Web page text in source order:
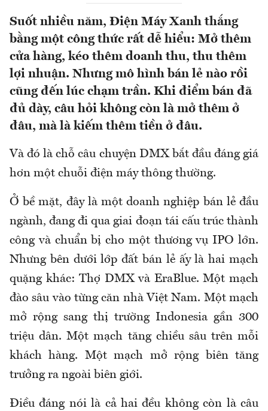
Suốt nhiều năm, Điện Máy Xanh thắng
bằng một công thức rất dễ hiểu: Mở thêm
cửa hàng, kéo thêm doanh thu, thu thêm
lợi nhuận. Nhưng mô hình bán lẻ nào rồi
cũng đến lúc chạm trần. Khi điểm bán đã
đủ dày, câu hỏi không còn là mở thêm ở
đâu, mà là kiếm thêm tiền ở đâu.
Và đó là chỗ câu chuyện DMX bắt đầu đáng giá
hơn một chuỗi điện máy thông thường.
Ở bề mặt, đây là một doanh nghiệp bán lẻ đầu
ngành, đang đi qua giai đoạn tái cấu trúc thành
công và chuẩn bị cho một thương vụ IPO lớn.
Nhưng bên dưới lớp đất bán lẻ ấy là hai mạch
quặng khác: Thợ DMX và EraBlue. Một mạch
đào sâu vào từng căn nhà Việt Nam. Một mạch
mở rộng sang thị trường Indonesia gần 300
triệu dân. Một mạch tăng chiều sâu trên mỗi
khách hàng. Một mạch mở rộng biên tăng
trưởng ra ngoài biên giới.
Điều đáng nói là cả hai đều không còn là câu